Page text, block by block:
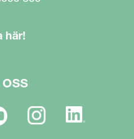
här!